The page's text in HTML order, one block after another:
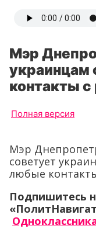
Мэр
украинцам
контакты
Полная версия
Мэр
советует
любые
Подпишитесь